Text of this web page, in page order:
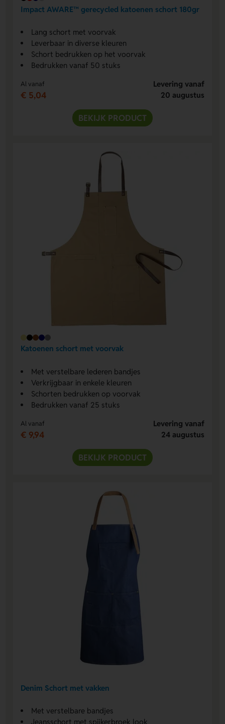
Impact AWARE™ gerecycled katoenen schort 180gr
Lang schort met voorvak
Leverbaar in diverse kleuren
Schort bedrukken op het voorvak
Bedrukken vanaf 50 stuks
Al vanaf
€ 5,04
Levering vanaf
20 augustus
BEKIJK PRODUCT
Katoenen schort met voorvak
Met verstelbare lederen bandjes
Verkrijgbaar in enkele kleuren
Schorten bedrukken op voorvak
Bedrukken vanaf 25 stuks
Al vanaf
€ 9,94
Levering vanaf
24 augustus
BEKIJK PRODUCT
Denim Schort met vakken
Met verstelbare bandjes
Jeansschort met spijkerbroek look